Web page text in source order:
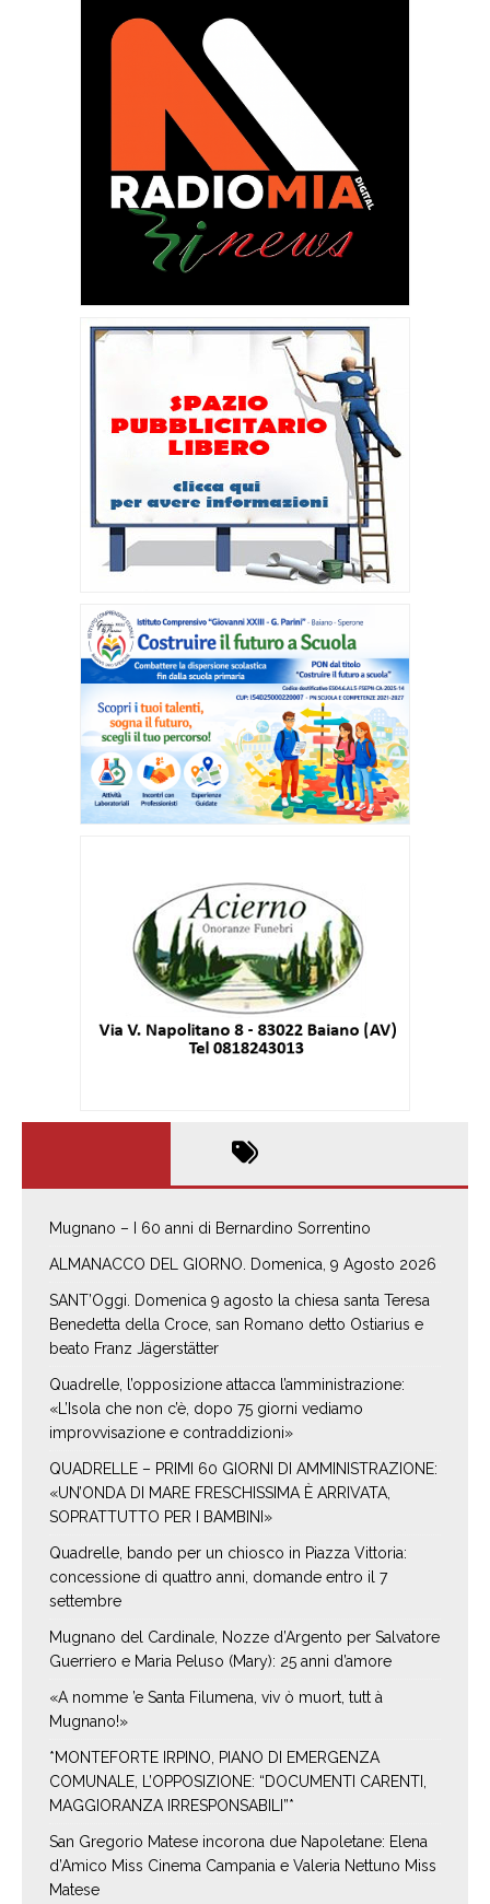
Mugnano – I 60 anni di Bernardino Sorrentino
ALMANACCO DEL GIORNO. Domenica, 9 Agosto 2026
SANT’Oggi. Domenica 9 agosto la chiesa santa Teresa
Benedetta della Croce, san Romano detto Ostiarius e
beato Franz Jägerstätter
Quadrelle, l’opposizione attacca l’amministrazione:
«L’Isola che non c’è, dopo 75 giorni vediamo
improvvisazione e contraddizioni»
QUADRELLE – PRIMI 60 GIORNI DI AMMINISTRAZIONE:
«UN’ONDA DI MARE FRESCHISSIMA È ARRIVATA,
SOPRATTUTTO PER I BAMBINI»
Quadrelle, bando per un chiosco in Piazza Vittoria:
concessione di quattro anni, domande entro il 7
settembre
Mugnano del Cardinale, Nozze d’Argento per Salvatore
Guerriero e Maria Peluso (Mary): 25 anni d’amore
«A nomme ’e Santa Filumena, viv ò muort, tutt à
Mugnano!»
*MONTEFORTE IRPINO, PIANO DI EMERGENZA
COMUNALE, L’OPPOSIZIONE: “DOCUMENTI CARENTI,
MAGGIORANZA IRRESPONSABILI”*
San Gregorio Matese incorona due Napoletane: Elena
d’Amico Miss Cinema Campania e Valeria Nettuno Miss
Matese